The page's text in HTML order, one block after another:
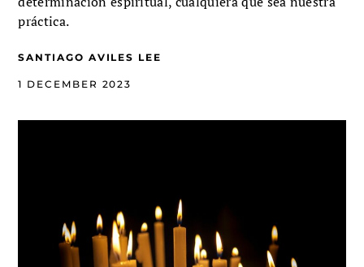
práctica.
SANTIAGO AVILES LEE
1 DECEMBER 2023